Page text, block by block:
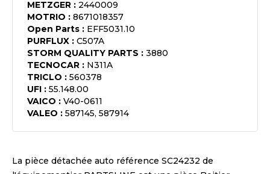
METZGER : 2440009
MOTRIO : 8671018357
Open Parts : EFF5031.10
PURFLUX : C507A
STORM QUALITY PARTS : 3880
TECNOCAR : N311A
TRICLO : 560378
UFI : 55.148.00
VAICO : V40-0611
VALEO : 587145, 587914
La pièce détachée auto référence SC24232 de